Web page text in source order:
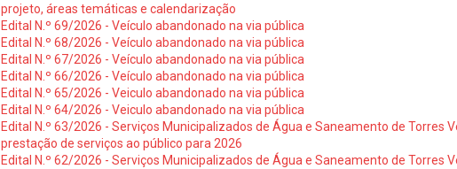
projeto, áreas temáticas e calendarização
Edital N.º 69/2026 - Veículo abandonado na via pública
Edital N.º 68/2026 - Veículo abandonado na via pública
Edital N.º 67/2026 - Veículo abandonado na via pública
Edital N.º 66/2026 - Veículo abandonado na via pública
Edital N.º 65/2026 - Veiculo abandonado na via pública
Edital N.º 64/2026 - Veiculo abandonado na via pública
Edital N.º 63/2026 - Serviços Municipalizados de Água e Saneamento de Torres
prestação de serviços ao público para 2026
Edital N.º 62/2026 - Serviços Municipalizados de Água e Saneamento de Torres